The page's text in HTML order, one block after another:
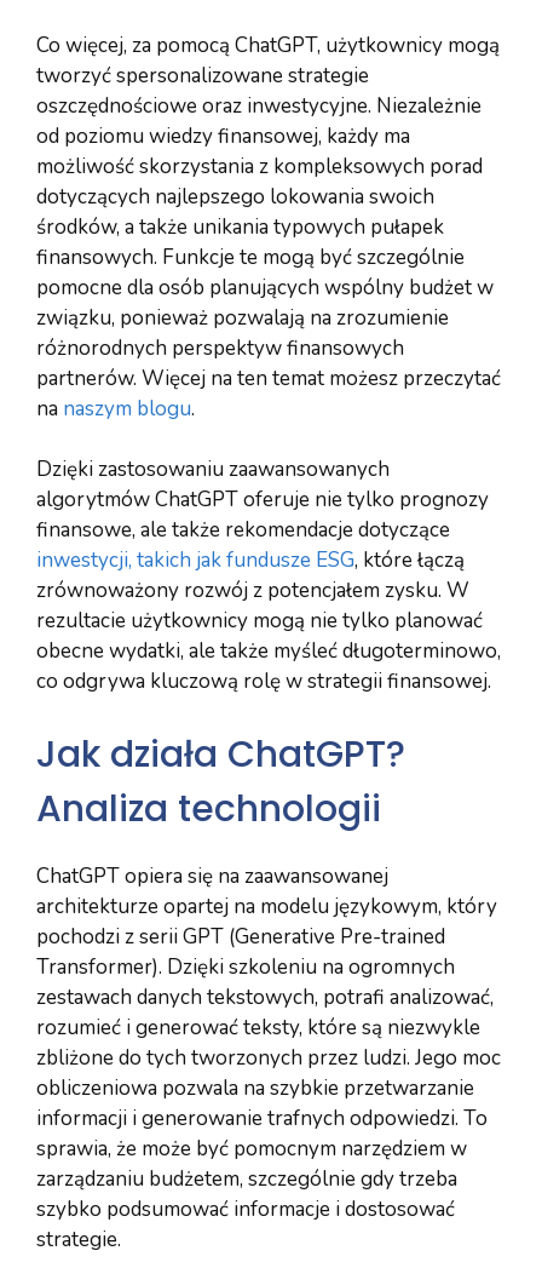
Co więcej, za pomocą ChatGPT, użytkownicy mogą
tworzyć spersonalizowane strategie
oszczędnościowe oraz inwestycyjne. Niezależnie
od poziomu wiedzy finansowej, każdy ma
możliwość skorzystania z kompleksowych porad
dotyczących najlepszego lokowania swoich
środków, a także unikania typowych pułapek
finansowych. Funkcje te mogą być szczególnie
pomocne dla osób planujących wspólny budżet w
związku, ponieważ pozwalają na zrozumienie
różnorodnych perspektyw finansowych
partnerów. Więcej na ten temat możesz przeczytać
na naszym blogu.
Dzięki zastosowaniu zaawansowanych
algorytmów ChatGPT oferuje nie tylko prognozy
finansowe, ale także rekomendacje dotyczące
inwestycji, takich jak fundusze ESG, które łączą
zrównoważony rozwój z potencjałem zysku. W
rezultacie użytkownicy mogą nie tylko planować
obecne wydatki, ale także myśleć długoterminowo,
co odgrywa kluczową rolę w strategii finansowej.
Jak działa ChatGPT?
Analiza technologii
ChatGPT opiera się na zaawansowanej
architekturze opartej na modelu językowym, który
pochodzi z serii GPT (Generative Pre-trained
Transformer). Dzięki szkoleniu na ogromnych
zestawach danych tekstowych, potrafi analizować,
rozumieć i generować teksty, które są niezwykle
zbliżone do tych tworzonych przez ludzi. Jego moc
obliczeniowa pozwala na szybkie przetwarzanie
informacji i generowanie trafnych odpowiedzi. To
sprawia, że może być pomocnym narzędziem w
zarządzaniu budżetem, szczególnie gdy trzeba
szybko podsumować informacje i dostosować
strategie.